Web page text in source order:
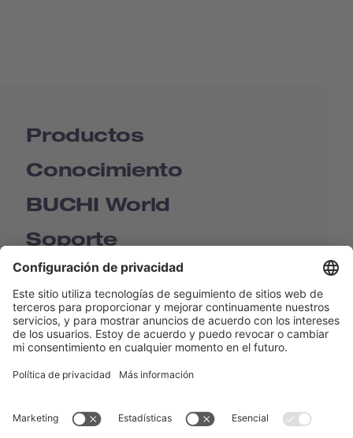
Productos
Conocimiento
BUCHI World
Soporte
Shop
Contact us
BUCHI Worldwide